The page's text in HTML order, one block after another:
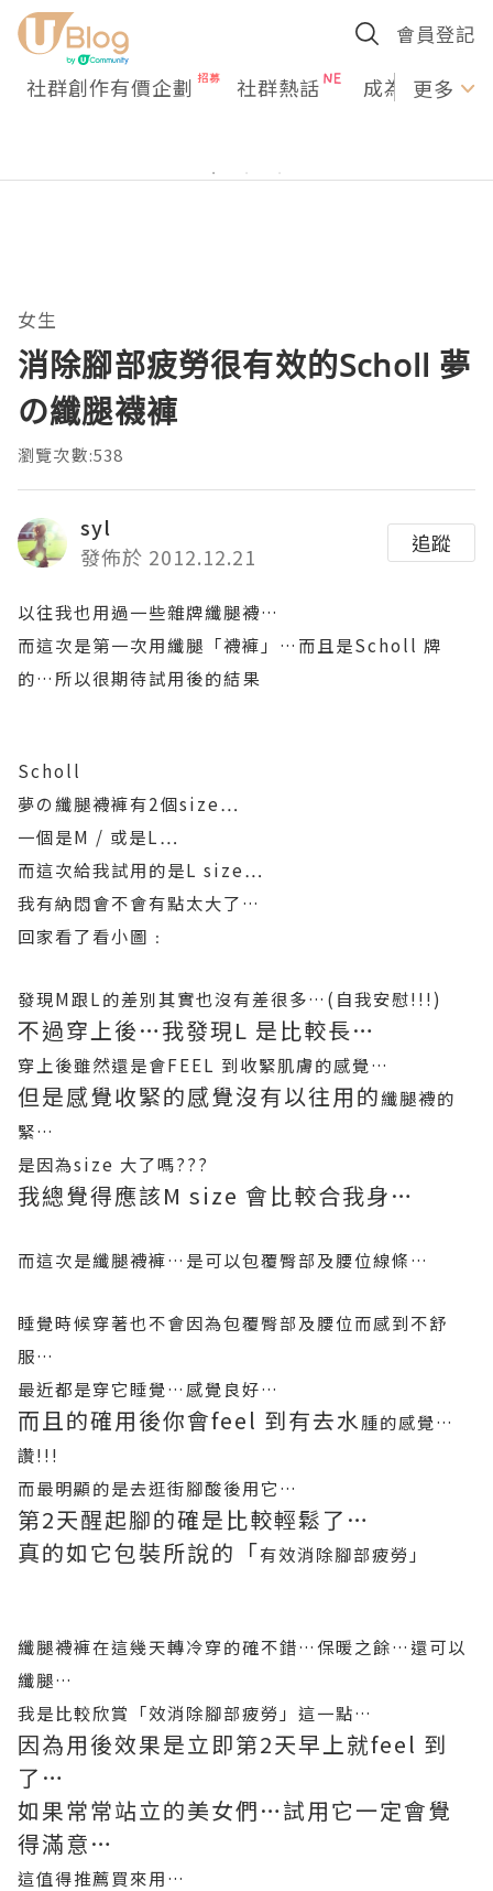
會員登記
社群創作有價企劃 社群熱話 成為U更多
女生
消除腳部疲勞很有效的Scholl 夢
の纖腿襪褲
瀏覽次數:538
syl
發佈於 2012.12.21
追蹤
以往我也用過一些雜牌纖腿襪…
而這次是第一次用纖腿 「襪褲 」… 而且是Scholl 牌
的… 所以很期待試用後的結果
Scholl
夢の纖腿襪褲有2個size…
一個是M / 或是L…
而這次給我試用的是L size…
我有納悶會不會有點太大了…
回家看了看小圖﹕
發現M 跟L的差別其實也沒有差很多…( 自我安慰!!!)
不過穿上後…我發現L 是比較長…
穿上後雖然還是會FEEL 到收緊肌膚的感覺…
但是感覺收緊的感覺沒有以往用的纖腿襪的
緊…
是因為size 大了嗎???
我總覺得應該M size 會比較合我身…
而這次是纖腿襪褲… 是可以包覆臀部及腰位線條…
睡覺時候穿著也不會因為包覆臀部及腰位而感到不舒
服…
最近都是穿它睡覺… 感覺良好…
而且的確用後你會feel 到有去水腫的感覺…
讚!!!
而最明顯的是去逛街腳酸後用它…
第2天醒起腳的確是比較輕鬆了 …
真的如它包裝所說的「有效消除腳部疲勞」
纖腿襪褲在這幾天轉冷穿的確不錯…保暖之餘… 還可以
纖腿…
我是比較欣賞「效消除腳部疲勞」這一點…
因為用後效果是立即第2天早上就feel 到
了 …
如果常常站立的美女們…試用它一定會覺
得滿意…
這值得推薦買來用…